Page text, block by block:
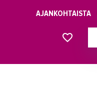
AJANKOHTAISTA